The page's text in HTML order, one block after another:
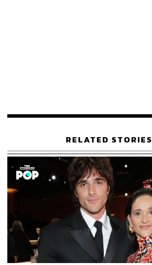
RELATED STORIES